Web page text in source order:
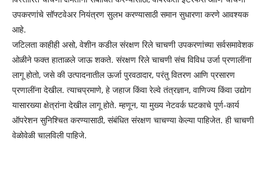
उपकरणांचे सॉफ्टवेअर नियंत्रण सुलभ करण्यासाठी समान सुधारणा करणे आवश्यक
आहे.
जटिलता काहीही असो, वेशीन कडील संरक्षण रिले चाचणी उपकरणांच्या सर्वसमावेशक
ओळीने फक्त हाताळले जाऊ शकते. संरक्षण रिले चाचणी संच विविध उर्जा प्रणालींना
लागू होतो, जसे की उत्पादनातील ऊर्जा पुरवठादार, परंतु वितरण आणि प्रसारण
प्रणालींना देखील. त्याचप्रमाणे, हे जहाज किंवा रेल्वे तंत्रज्ञान, वाणिज्य किंवा उद्योग
यासारख्या क्षेत्रांना देखील लागू होते. म्हणून, या मुख्य नेटवर्क घटकाचे पूर्ण-कार्य
ऑपरेशन सुनिश्चित करण्यासाठी, संबंधित संरक्षण चाचण्या केल्या पाहिजेत. ही चाचणी
वेळोवेळी चालविली पाहिजे.